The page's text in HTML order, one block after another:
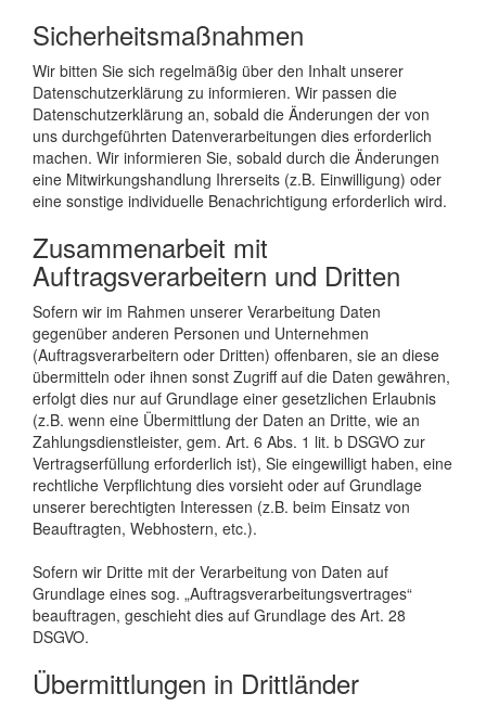
Sicherheitsmaßnahmen
Wir bitten Sie sich regelmäßig über den Inhalt unserer
Datenschutzerklärung zu informieren. Wir passen die
Datenschutzerklärung an, sobald die Änderungen der von
uns durchgeführten Datenverarbeitungen dies erforderlich
machen. Wir informieren Sie, sobald durch die Änderungen
eine Mitwirkungshandlung Ihrerseits (z.B. Einwilligung) oder
eine sonstige individuelle Benachrichtigung erforderlich wird.
Zusammenarbeit mit
Auftragsverarbeitern und Dritten
Sofern wir im Rahmen unserer Verarbeitung Daten
gegenüber anderen Personen und Unternehmen
(Auftragsverarbeitern oder Dritten) offenbaren, sie an diese
übermitteln oder ihnen sonst Zugriff auf die Daten gewähren,
erfolgt dies nur auf Grundlage einer gesetzlichen Erlaubnis
(z.B. wenn eine Übermittlung der Daten an Dritte, wie an
Zahlungsdienstleister, gem. Art. 6 Abs. 1 lit. b DSGVO zur
Vertragserfüllung erforderlich ist), Sie eingewilligt haben, eine
rechtliche Verpflichtung dies vorsieht oder auf Grundlage
unserer berechtigten Interessen (z.B. beim Einsatz von
Beauftragten, Webhostern, etc.).
Sofern wir Dritte mit der Verarbeitung von Daten auf
Grundlage eines sog. „Auftragsverarbeitungsvertrages“
beauftragen, geschieht dies auf Grundlage des Art. 28
DSGVO.
Übermittlungen in Drittländer